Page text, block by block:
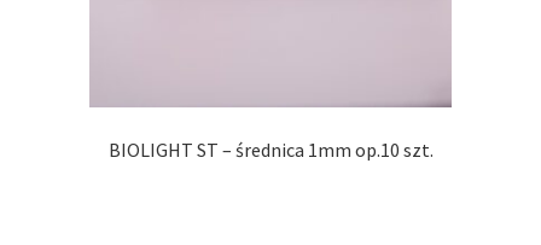
BIOLIGHT ST – średnica 1mm op.10 szt.